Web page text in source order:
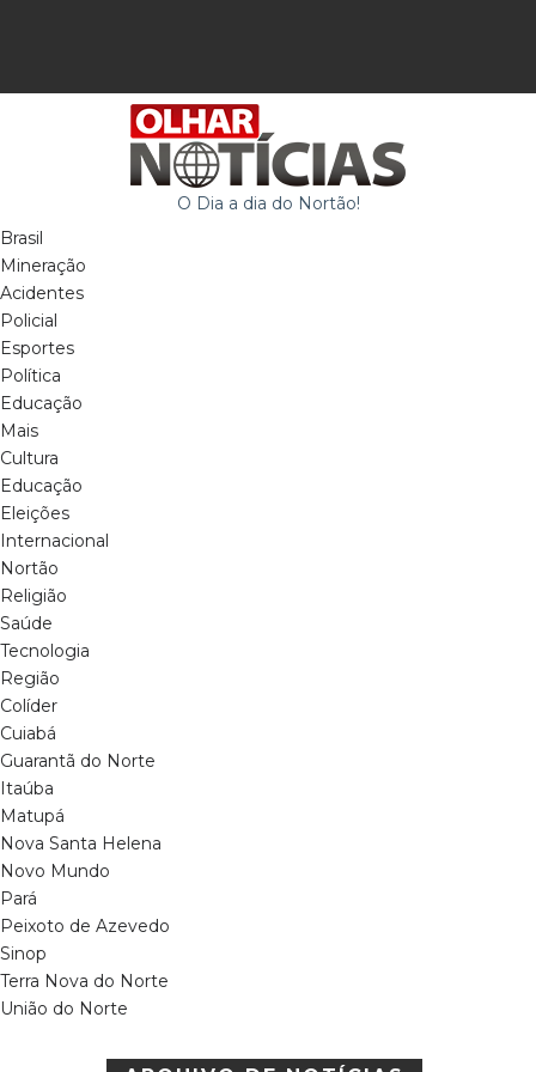
O Dia a dia do Nortão!
Brasil
Mineração
Acidentes
Policial
Esportes
Política
Educação
Mais
Cultura
Educação
Eleições
Internacional
Nortão
Religião
Saúde
Tecnologia
Região
Colíder
Cuiabá
Guarantã do Norte
Itaúba
Matupá
Nova Santa Helena
Novo Mundo
Pará
Peixoto de Azevedo
Sinop
Terra Nova do Norte
União do Norte